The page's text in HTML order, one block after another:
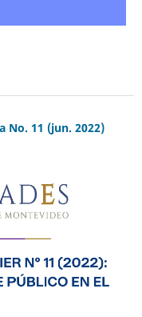
No. 11 (jun. 2022)